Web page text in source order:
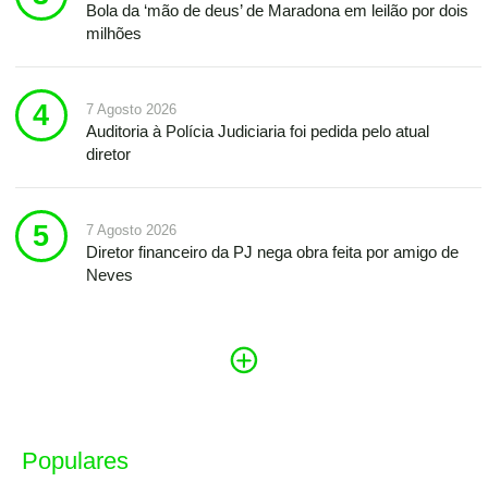
Bola da ‘mão de deus’ de Maradona em leilão por dois
milhões
7 Agosto 2026
Auditoria à Polícia Judiciaria foi pedida pelo atual
diretor
7 Agosto 2026
Diretor financeiro da PJ nega obra feita por amigo de
Neves
Populares